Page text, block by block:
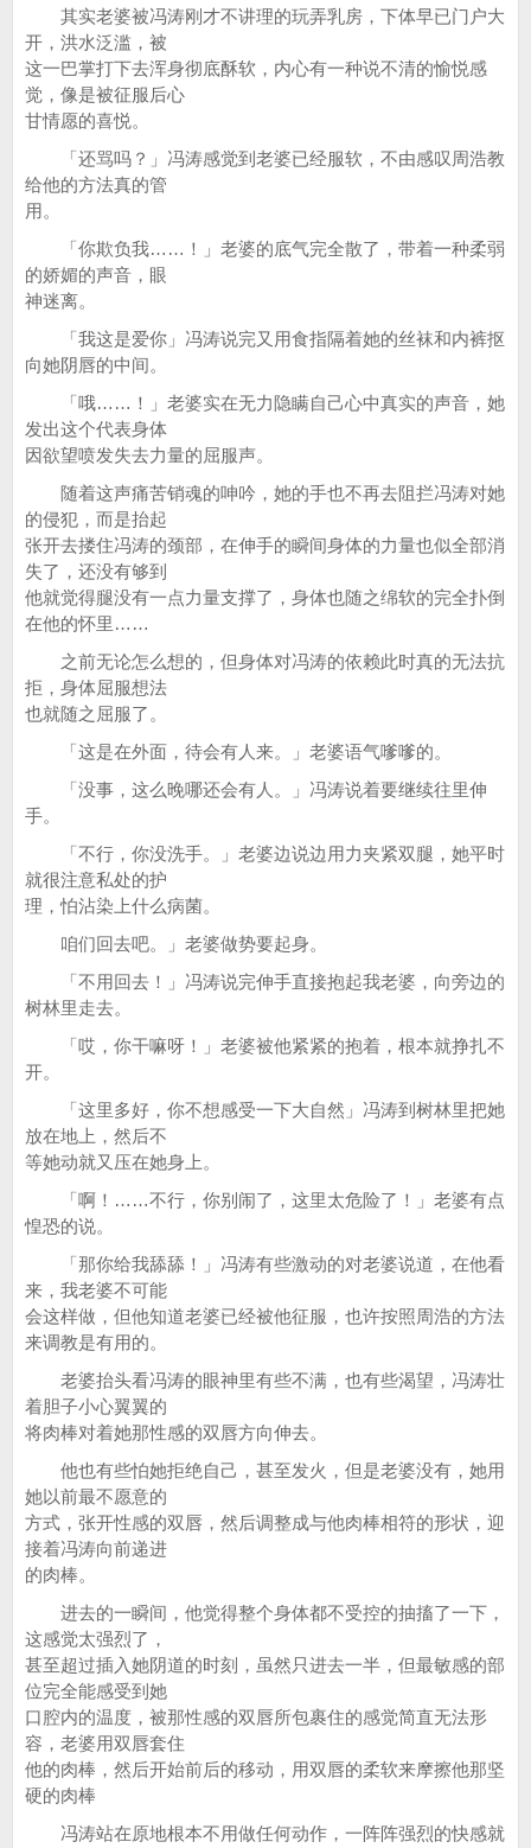
其实老婆被冯涛刚才不讲理的玩弄乳房，下体早已门户大
开，洪水泛滥，被
这一巴掌打下去浑身彻底酥软，内心有一种说不清的愉悦感
觉，像是被征服后心
甘情愿的喜悦。
「还骂吗？」冯涛感觉到老婆已经服软，不由感叹周浩教
给他的方法真的管
用。
「你欺负我……！」老婆的底气完全散了，带着一种柔弱
的娇媚的声音，眼
神迷离。
「我这是爱你」冯涛说完又用食指隔着她的丝袜和内裤抠
向她阴唇的中间。
「哦……！」老婆实在无力隐瞒自己心中真实的声音，她
发出这个代表身体
因欲望喷发失去力量的屈服声。
随着这声痛苦销魂的呻吟，她的手也不再去阻拦冯涛对她
的侵犯，而是抬起
张开去搂住冯涛的颈部，在伸手的瞬间身体的力量也似全部消
失了，还没有够到
他就觉得腿没有一点力量支撑了，身体也随之绵软的完全扑倒
在他的怀里……
之前无论怎么想的，但身体对冯涛的依赖此时真的无法抗
拒，身体屈服想法
也就随之屈服了。
「这是在外面，待会有人来。」老婆语气嗲嗲的。
「没事，这么晚哪还会有人。」冯涛说着要继续往里伸
手。
「不行，你没洗手。」老婆边说边用力夹紧双腿，她平时
就很注意私处的护
理，怕沾染上什么病菌。
咱们回去吧。」老婆做势要起身。
「不用回去！」冯涛说完伸手直接抱起我老婆，向旁边的
树林里走去。
「哎，你干嘛呀！」老婆被他紧紧的抱着，根本就挣扎不
开。
「这里多好，你不想感受一下大自然」冯涛到树林里把她
放在地上，然后不
等她动就又压在她身上。
「啊！……不行，你别闹了，这里太危险了！」老婆有点
惶恐的说。
「那你给我舔舔！」冯涛有些激动的对老婆说道，在他看
来，我老婆不可能
会这样做，但他知道老婆已经被他征服，也许按照周浩的方法
来调教是有用的。
老婆抬头看冯涛的眼神里有些不满，也有些渴望，冯涛壮
着胆子小心翼翼的
将肉棒对着她那性感的双唇方向伸去。
他也有些怕她拒绝自己，甚至发火，但是老婆没有，她用
她以前最不愿意的
方式，张开性感的双唇，然后调整成与他肉棒相符的形状，迎
接着冯涛向前递进
的肉棒。
进去的一瞬间，他觉得整个身体都不受控的抽搐了一下，
这感觉太强烈了，
甚至超过插入她阴道的时刻，虽然只进去一半，但最敏感的部
位完全能感受到她
口腔内的温度，被那性感的双唇所包裹住的感觉简直无法形
容，老婆用双唇套住
他的肉棒，然后开始前后的移动，用双唇的柔软来摩擦他那坚
硬的肉棒
冯涛站在原地根本不用做任何动作，一阵阵强烈的快感就